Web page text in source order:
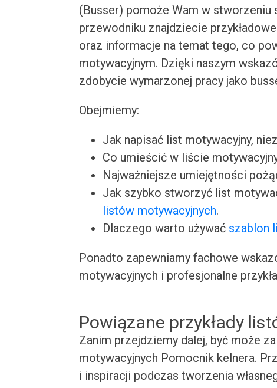
(Busser) pomoże Wam w stworzeniu
przewodniku znajdziecie
oraz informacje na temat tego, co
motywacyjnym. Dzięki naszym
zdobycie wymarzonej pracy jako
Obejmiemy:
Jak napisać list motywacyjny,
Co umieścić w liście
Najważniejsze umiejętności
Jak szybko stworzyć list
listów motywacyjnych.
Dlaczego warto używać szablon
Ponadto zapewniamy fachowe
motywacyjnych i profesjonalne
Powiązane przykłady
Zanim przejdziemy dalej, być może
motywacyjnych Pomocnik kelnera.
i inspiracji podczas tworzenia